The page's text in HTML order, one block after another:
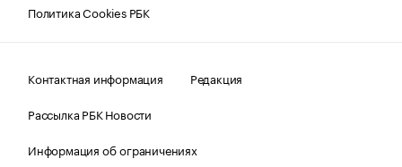
Политика Cookies РБК
Контактная информация
Редакция
Рассылка РБК Новости
Информация об ограничениях